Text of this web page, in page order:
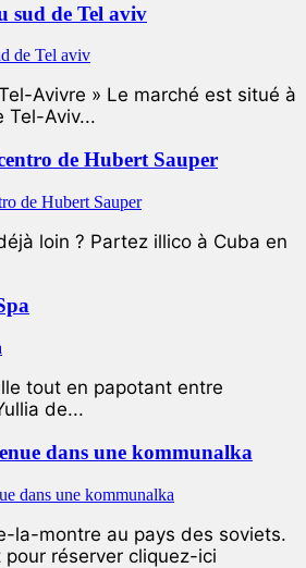
sud de Tel aviv
Avivre » Le marché est situé à
Tel-Aviv...
de Hubert Sauper
loin ? Partez illico à Cuba en
tout en papotant entre
de...
dans une kommunalka
la-montre au pays des soviets.
réserver cliquez-ici